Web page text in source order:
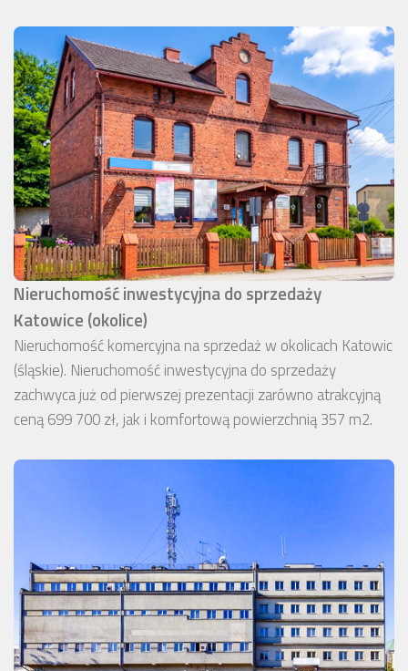
Nieruchomość inwestycyjna do sprzedaży
Katowice (okolice)
Nieruchomość komercyjna na sprzedaż w okolicach Katowic
(śląskie). Nieruchomość inwestycyjna do sprzedaży
zachwyca już od pierwszej prezentacji zarówno atrakcyjną
ceną 699 700 zł, jak i komfortową powierzchnią 357 m2.